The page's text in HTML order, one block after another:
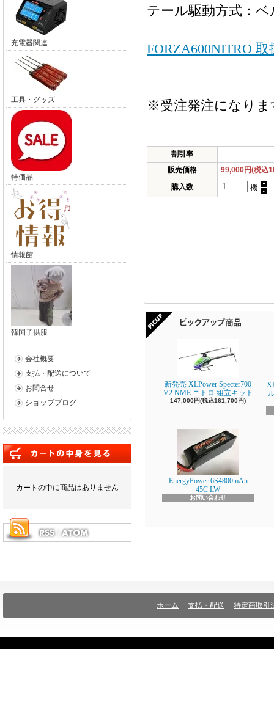
充電器関連
工具・グッズ
特価品
情報館
韓国子供服
会社概要
支払・配送について
お問合せ
ショップブログ
カートの中に商品はありません
テール駆動方式：
FORZA600NITRO
※受注発注になりま
割引率
販売価格
99,000円(税込
購入数
機
新発売 XLPower Specter700
V2 NME ニトロ 組立キット
147,000円(税込161,700円)
EnergyPower 6S4800mAh
45C LW
お問い合わせ
ホーム 支払・配送 特定商取引